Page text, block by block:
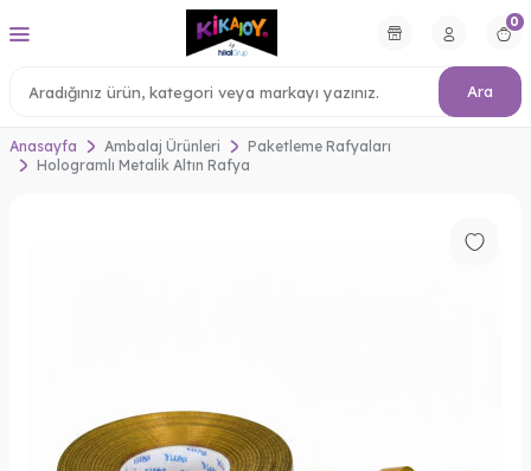
Ara
0
Anasayfa Ambalaj Ürünleri
Paketleme Rafyaları
Hologramlı Metalik Altın Rafya